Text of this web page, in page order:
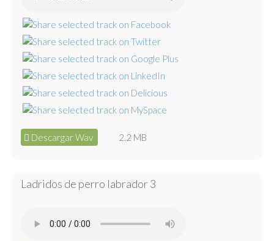
Descargar Wav 2.2 MB
Ladridos de perro labrador 3